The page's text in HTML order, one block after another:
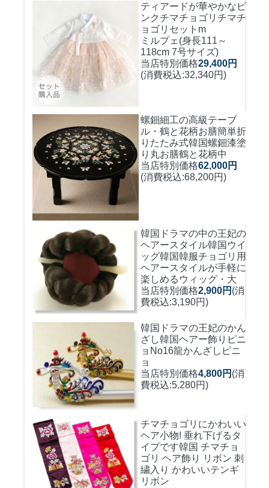
ティアードが華やかなピ
ンクチマチョゴリ チマチ
ョゴリセットm
ミルプェ(身長111～
118cm 7号サイズ)
当店特別価格29,400円
(消費税込:32,340円)
螺鈿細工の高級テーブ
ル・鶴と花柄お膳簡単折
りたたみ式韓国螺鈿漆塗
り丸お膳鶴と花柄中
当店特別価格62,000円
(消費税込:68,200円)
韓国ドラマの中の王妃の
ヘアースタイル韓国ウイ
ッグ韓国韓服チョゴリ用
ヘアースタイルが手軽に
楽しめるウィッグ・大
当店特別価格2,900円 (消
費税込:3,190円)
韓国ドラマの王妃のかん
ざし韓国ヘアー飾りピニ
ョNo16龍かんざしピニ
ョ
当店特別価格4,800円 (消
費税込:5,280円)
チマチョゴリにかわいい
ヘア小物! 垂れ下げるタ
イプです韓国 チマチョ
ゴリ ヘア飾り リボン 刺
繍入り かわいいテンギ
リボン